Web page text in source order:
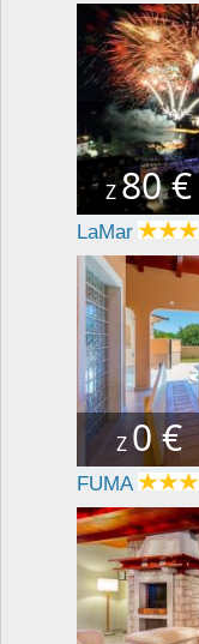
Z80 €
LaMar
Z0 €
FUMA